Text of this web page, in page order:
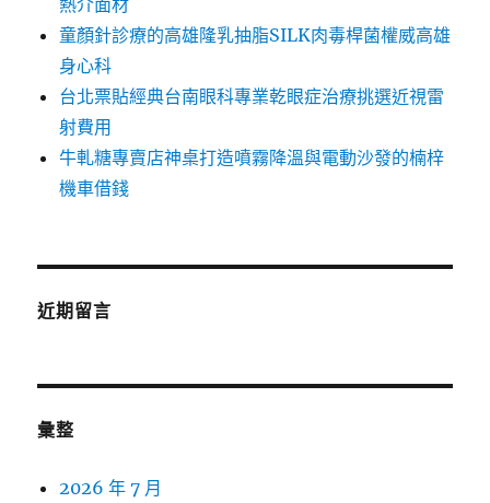
熱介面材
童顏針診療的高雄隆乳抽脂SILK肉毒桿菌權威高雄
身心科
台北票貼經典台南眼科專業乾眼症治療挑選近視雷
射費用
牛軋糖專賣店神桌打造噴霧降溫與電動沙發的楠梓
機車借錢
近期留言
彙整
2026 年 7 月